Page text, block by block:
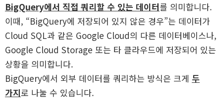
BigQuery에서 직접 쿼리할 수 있는 데이터를 의미합니다.
이때, “BigQuery에 저장되어 있지 않은 경우”는 데이터가
Cloud SQL과 같은 Google Cloud의 다른 데이터베이스나,
Google Cloud Storage 또는 타 클라우드에 저장되어 있는
상황을 의미합니다.
BigQuery에서 외부 데이터를 쿼리하는 방식은 크게 두
가지로 나눌 수 있습니다.